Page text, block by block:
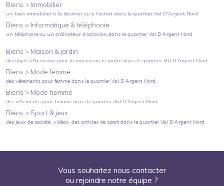
Biens > Immobilier
un bien immobilier à la location ou à l'achat dans le quartierVal D'Argent Nord
Biens > Informatique & téléphonie
un téléphone ou un ordinateur d'occasion dans le quartierVal D'Argent Nord
Biens > Maison & jardin
des objets d'occasion pour la maison ou le jardin dans le quartierVal D'Argent Nord
Biens > Mode femme
des vêtements pour femme dans le quartierVal D'Argent Nord
Biens > Mode homme
des vêtements pour homme dans le quartierVal D'Argent Nord
Biens > Sport & jeux
des jeux de société, vidéos, des articles de sport dans le quartierVal D'Argent Nord
Vous souhaitez nous contacter
ou rejoindre notre équipe ?